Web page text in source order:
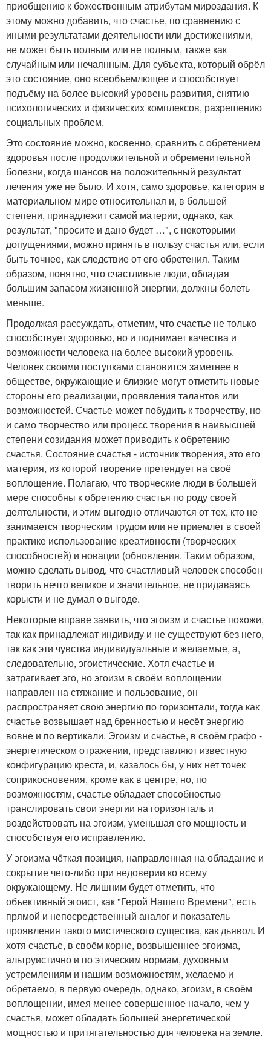
приобщению к божественным атрибутам мироздания. К
этому можно добавить, что счастье, по сравнению с
иными результатами деятельности или достижениями,
не может быть полным или не полным, также как
случайным или нечаянным. Для субъекта, который обрёл
это состояние, оно всеобъемлющее и способствует
подъёму на более высокий уровень развития, снятию
психологических и физических комплексов, разрешению
социальных проблем.
Это состояние можно, косвенно, сравнить с обретением
здоровья после продолжительной и обременительной
болезни, когда шансов на положительный результат
лечения уже не было. И хотя, само здоровье, категория в
материальном мире относительная и, в большей
степени, принадлежит самой материи, однако, как
результат, "просите и дано будет …", с некоторыми
допущениями, можно принять в пользу счастья или, если
быть точнее, как следствие от его обретения. Таким
образом, понятно, что счастливые люди, обладая
большим запасом жизненной энергии, должны болеть
меньше.
Продолжая рассуждать, отметим, что счастье не только
способствует здоровью, но и поднимает качества и
возможности человека на более высокий уровень.
Человек своими поступками становится заметнее в
обществе, окружающие и близкие могут отметить новые
стороны его реализации, проявления талантов или
возможностей. Счастье может побудить к творчеству, но
и само творчество или процесс творения в наивысшей
степени созидания может приводить к обретению
счастья. Состояние счастья - источник творения, это его
материя, из которой творение претендует на своё
воплощение. Полагаю, что творческие люди в большей
мере способны к обретению счастья по роду своей
деятельности, и этим выгодно отличаются от тех, кто не
занимается творческим трудом или не приемлет в своей
практике использование креативности (творческих
способностей) и новации (обновления. Таким образом,
можно сделать вывод, что счастливый человек способен
творить нечто великое и значительное, не придаваясь
корысти и не думая о выгоде.
Некоторые вправе заявить, что эгоизм и счастье похожи,
так как принадлежат индивиду и не существуют без него,
так как эти чувства индивидуальные и желаемые, а,
следовательно, эгоистические. Хотя счастье и
затрагивает эго, но эгоизм в своём воплощении
направлен на стяжание и пользование, он
распространяет свою энергию по горизонтали, тогда как
счастье возвышает над бренностью и несёт энергию
вовне и по вертикали. Эгоизм и счастье, в своём графо -
энергетическом отражении, представляют известную
конфигурацию креста, и, казалось бы, у них нет точек
соприкосновения, кроме как в центре, но, по
возможностям, счастье обладает способностью
транслировать свои энергии на горизонталь и
воздействовать на эгоизм, уменьшая его мощность и
способствуя его исправлению.
У эгоизма чёткая позиция, направленная на обладание и
сокрытие чего-либо при недоверии ко всему
окружающему. Не лишним будет отметить, что
объективный эгоист, как "Герой Нашего Времени", есть
прямой и непосредственный аналог и показатель
проявления такого мистического существа, как дьявол. И
хотя счастье, в своём корне, возвышеннее эгоизма,
альтруистично и по этическим нормам, духовным
устремлениям и нашим возможностям, желаемо и
обретаемо, в первую очередь, однако, эгоизм, в своём
воплощении, имея менее совершенное начало, чем у
счастья, может обладать большей энергетической
мощностью и притягательностью для человека на земле.